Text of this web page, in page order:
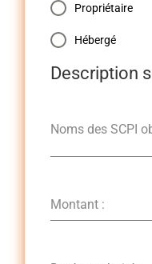
Propriétaire
Hébergé
Description
Noms des SCPI
Montant :